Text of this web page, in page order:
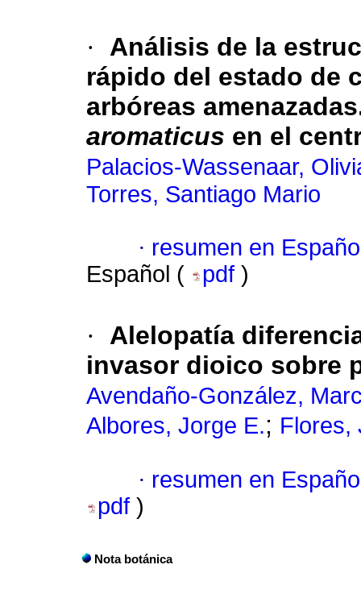
·
Análisis de la
rápido del estado de
arbóreas
aromaticus en el
Palacios-Wassenaar,
Torres, Santiago Mario
· resumen en
Español (
pdf )
·
Alelopatía
invasor dioico sobre
Avendaño-González,
Albores, Jorge E.; Flores,
· resumen en
pdf )
Nota botánica